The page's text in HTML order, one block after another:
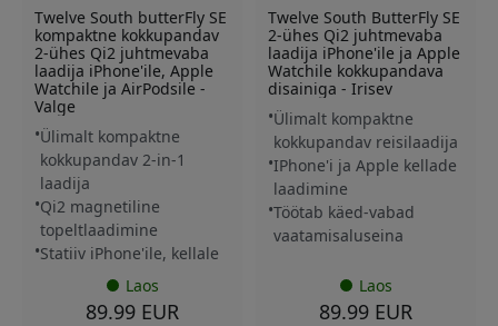
Twelve South butterFly SE
kompaktne kokkupandav
2-ühes Qi2 juhtmevaba
laadija iPhone'ile, Apple
Watchile ja AirPodsile -
Valge
Ülimalt kompaktne
kokkupandav 2-in-1
laadija
Qi2 magnetiline
topeltlaadimine
Statiiv iPhone'ile, kellale
Laos
89.99 EUR
Twelve South ButterFly SE
2-ühes Qi2 juhtmevaba
laadija iPhone'ile ja Apple
Watchile kokkupandava
disainiga - Irisev
Ülimalt kompaktne
kokkupandav reisilaadija
IPhone'i ja Apple kellade
laadimine
Töötab käed-vabad
vaatamisaluseina
Laos
89.99 EUR